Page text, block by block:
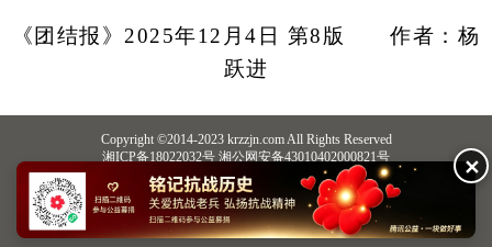
《团结报》2025年12月4日 第8版 作者：杨
跃进
Copyright ©2014-2023 krzzjn.com All Rights Reserved
湘ICP备18022032号 湘公网安备43010402000821号
中央网信办违法和不良信息举报中心
长沙市互联网违法和不良信息举报中心
不良信息举报电话：0731-85531328 19198230121（微信同号）
纠错电话：18182129125 15116420702
QQ：2652168198
✕